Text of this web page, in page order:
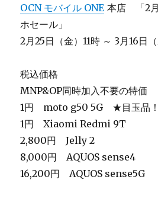
OCN モバイル ONE 本店 「2
ホセール」
2月25日（金）11時 ～ 3月16日
税込価格
MNP&OP同時加入不要の特価
1円 moto g50 5G ★目玉品！
1円 Xiaomi Redmi 9T
2,800円 Jelly 2
8,000円 AQUOS sense4
16,200円 AQUOS sense5G